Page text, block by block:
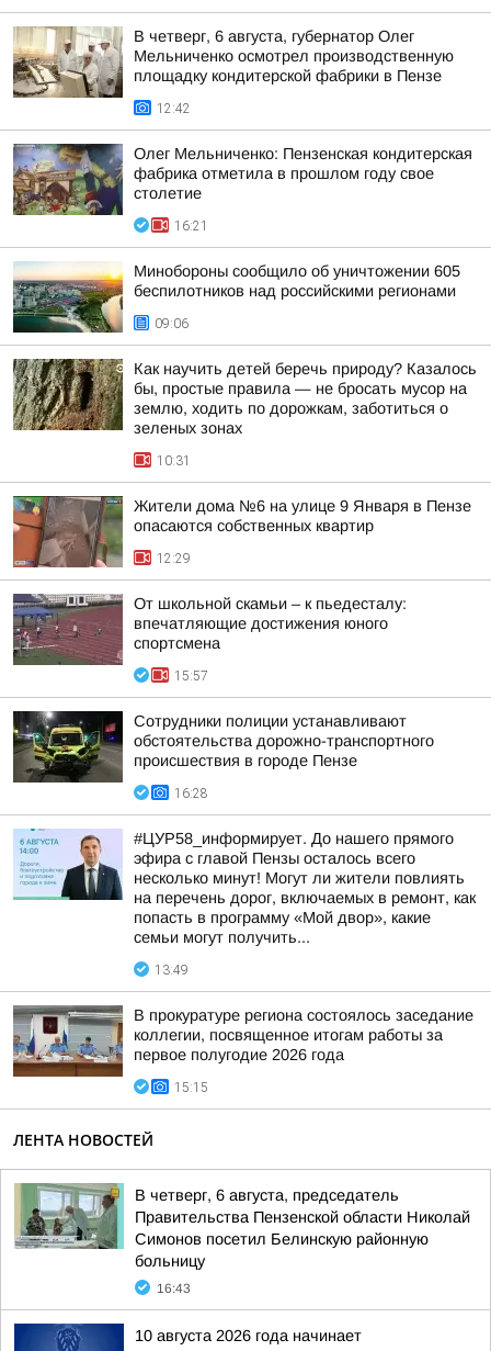
В четверг, 6 августа, губернатор Олег
Мельниченко осмотрел производственную
площадку кондитерской фабрики в Пензе
12:42
Олег Мельниченко: Пензенская кондитерская
фабрика отметила в прошлом году свое
столетие
16:21
Минобороны сообщило об уничтожении 605
беспилотников над российскими регионами
09:06
Как научить детей беречь природу? Казалось
бы, простые правила — не бросать мусор на
землю, ходить по дорожкам, заботиться о
зеленых зонах
10:31
Жители дома №6 на улице 9 Января в Пензе
опасаются собственных квартир
12:29
От школьной скамьи – к пьедесталу:
впечатляющие достижения юного
спортсмена
15:57
Сотрудники полиции устанавливают
обстоятельства дорожно-транспортного
происшествия в городе Пензе
16:28
#ЦУР58_информирует. До нашего прямого
эфира с главой Пензы осталось всего
несколько минут! Могут ли жители повлиять
на перечень дорог, включаемых в ремонт, как
попасть в программу «Мой двор», какие
семьи могут получить...
13:49
В прокуратуре региона состоялось заседание
коллегии, посвященное итогам работы за
первое полугодие 2026 года
15:15
ЛЕНТА НОВОСТЕЙ
В четверг, 6 августа, председатель
Правительства Пензенской области Николай
Симонов посетил Белинскую районную
больницу
16:43
10 августа 2026 года начинает